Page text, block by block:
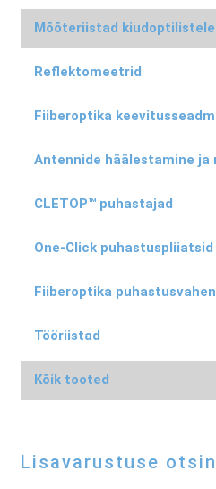
Mõõteriistad
Reflektomeetrid
Fiiberoptika
Antennide häälestamine ja
CLETOP™ puhastajad
One-Click puhastuspliiatsid
Fiiberoptika
Tööriistad
Kõik tooted
Lisavarustuse